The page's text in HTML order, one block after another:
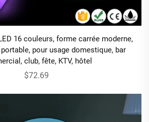
16 couleurs, forme carrée moderne,
pour usage domestique, bar
club, fête, KTV, hôtel
$72.69